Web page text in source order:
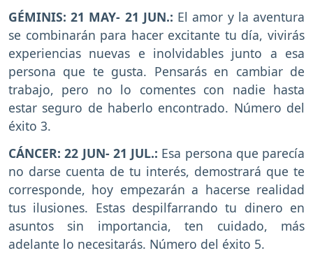
GÉMINIS: 21 MAY- 21 JUN.: El amor y la aventura
se combinarán para hacer excitante tu día, vivirás
experiencias nuevas e inolvidables junto a esa
persona que te gusta. Pensarás en cambiar de
trabajo, pero no lo comentes con nadie hasta
estar seguro de haberlo encontrado. Número del
éxito 3.
CÁNCER: 22 JUN- 21 JUL.: Esa persona que parecía
no darse cuenta de tu interés, demostrará que te
corresponde, hoy empezarán a hacerse realidad
tus ilusiones. Estas despilfarrando tu dinero en
asuntos sin importancia, ten cuidado, más
adelante lo necesitarás. Número del éxito 5.